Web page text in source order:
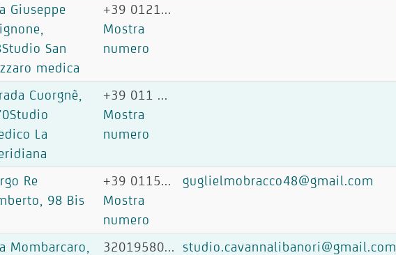
Giuseppe
San
medica
+39 0121...
Mostra
numero
Cuorgnè,
La
+39 011 ...
Mostra
numero
Re
98 Bis
+39 0115...
Mostra
numero
guglielmobracco48@gmail.com
Mombarcaro,
32019580...
studio.cavannalibanori@gmail.com